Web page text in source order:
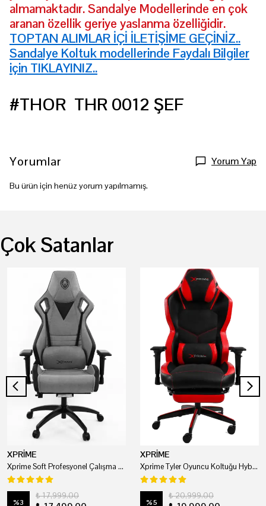
almamaktadır. Sandalye Modellerinde en çok
aranan özellik geriye yaslanma özelliğidir.
TOPTAN ALIMLAR İÇİ İLETİŞİME GEÇİNİZ..
Sandalye Koltuk modellerinde Faydalı Bilgiler
için TIKLAYINIZ..
#THOR THR 0012 ŞEF
Yorumlar Yorum Yap
Bu ürün için henüz yorum yapılmamış.
Çok Satanlar
XPRİME
Xprime Soft Profesyonel Çalışma Ve Oyuncu Koltuğu
%3
₺ 17,999.00
XPRİME
Xprime Tyler Oyuncu Koltuğu Hybrid Kumaş Kırmızı
%5
₺ 20,999.00